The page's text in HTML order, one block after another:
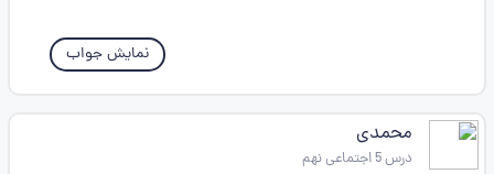
نمایش جواب
محمدی
درس 5 اجتماعی نهم